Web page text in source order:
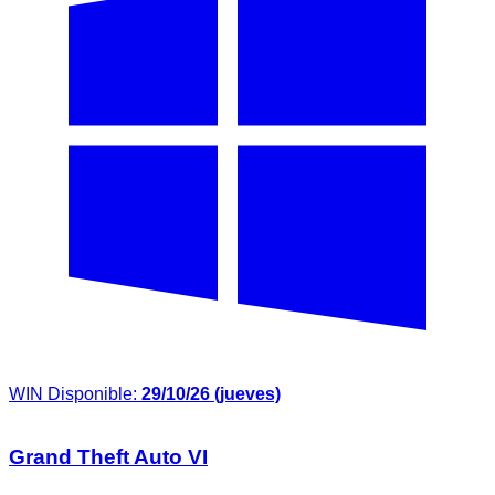
WIN Disponible: 29/10/26 (jueves)
Grand Theft Auto VI